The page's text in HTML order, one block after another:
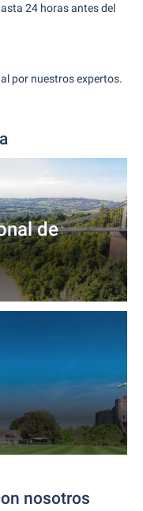
24 horas antes del
por nuestros expertos.
de
nosotros